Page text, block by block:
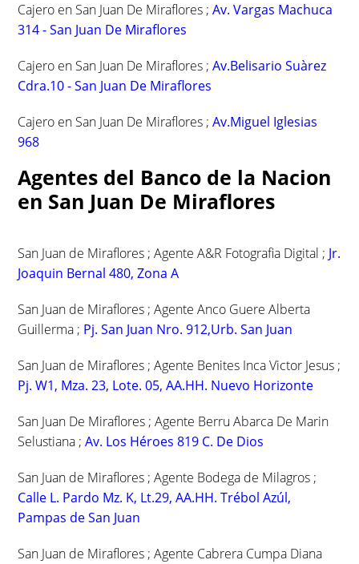
Cajero en San Juan De Miraflores ;Av. Vargas Machuca
314 - San Juan De Miraflores
Cajero en San Juan De Miraflores ;Av.Belisario Suàrez
Cdra.10 - San Juan De Miraflores
Cajero en San Juan De Miraflores ;Av.Miguel Iglesias
968
Agentes del Banco de la Nacion
en San Juan De Miraflores
San Juan de Miraflores ; Agente A&R Fotografia Digital ; Jr.
Joaquin Bernal 480, Zona A
San Juan de Miraflores ; Agente Anco Guere Alberta
Guillerma ; Pj. San Juan Nro. 912,Urb. San Juan
San Juan de Miraflores ; Agente Benites Inca Victor Jesus ;
Pj. W1, Mza. 23, Lote. 05, AA.HH. Nuevo Horizonte
San Juan De Miraflores ; Agente Berru Abarca De Marin
Selustiana ;Av. Los Héroes 819 C. De Dios
San Juan de Miraflores ; Agente Bodega de Milagros ;
Calle L. Pardo Mz. K, Lt.29, AA.HH. Trébol Azúl,
Pampas de San Juan
San Juan de Miraflores ; Agente Cabrera Cumpa Diana